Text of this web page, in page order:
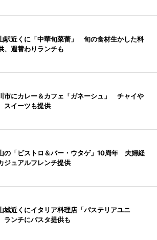
駅近くに「中華旬菜蕾」 旬の食材生かした料
、週替わりランチも
市にカレー＆カフェ「ガネーシュ」 チャイや
スイーツも提供
の「ビストロ＆バー・ウタゲ」10周年 夫婦経
ジュアルフレンチ提供
城近くにイタリア料理店「パステリアユニ
ンチにパスタ提供も